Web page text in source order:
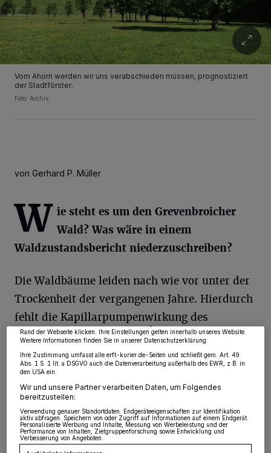
Vom Ahorn werden wir uns verabschieden müssen, prognostiziert
der Stadtförster.
Foto: Archiv
von Gerhard P. Müller
W ie steht es um den Grevenbroicher
Wald? Was wäre in einem
Waldzustandsbericht niederzuschreiben?
Die Waldbäume leiden nach wie vor unter der
Trockenheit der vergangenen Jahre. Hierdurch
fehlt die Kapillarpumpenwirkung des
Versorgungswassers – insbesondere für die
älteren Bäume – zu einem vitalen Wachstum.
Hierdurch sind in erster Linie Eschen und
Ahorn vorbelastet, was man als
Primärschädigung bezeichnet. In der Folge
legen sich Sekundärschädigungen auf die
Waldbäume, die dann mortal sind. Bei der
von OK aktivieren Sie Tracking-Technologien für die unter „Wir und unsere
Zwecke. Wenn Tracker deaktiviert sind, sind manche Inhalte und Anzeigen
möglicherweise nicht mehr so relevant für Sie. Sie können dieses Menü jederzeit
wieder aufrufen, um Ihre Einstellungen zu ändern oder Ihre Einwilligung zu
widerrufen, indem Sie auf den Link Einstellungen oder Ablehnen am unteren
Rand der Webseite klicken. Ihre Einstellungen gelten innerhalb unseres Website.
Weitere Informationen finden Sie in unserer Datenschutzerklärung.
Ihre Zustimmung umfasst alle erft-kurier.de-Seiten und schließt gem. Art. 49
Abs. 1 S. 1 lit. a DSGVO auch die Datenverarbeitung außerhalb des EWR, z.B. in
den USA ein.
Wir und unsere Partner verarbeiten Daten, um Folgendes
bereitzustellen:
Verwendung genauer Standortdaten. Endgeräteeigenschaften zur Identifikation
aktiv abfragen. Speichern von oder Zugriff auf Informationen auf einem Endgerät.
Personalisierte Werbung und Inhalte, Messung von Werbeleistung und der
Performance von Inhalten, Zielgruppenforschung sowie Entwicklung und
Verbesserung von Angeboten.